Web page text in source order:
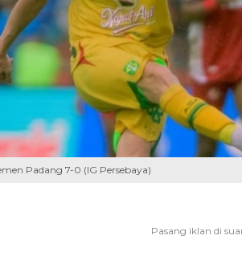
Padang 7-0 (IG Persebaya)